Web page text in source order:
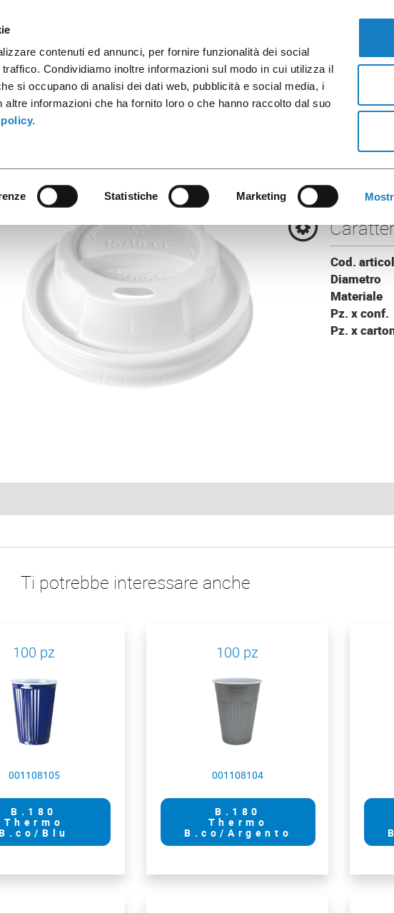
contenuti ed annunci, per fornire funzionalità dei social
Condividiamo inoltre informazioni sul modo in cui utilizza il
si occupano di analisi dei dati web, pubblicità e social media, i
altre informazioni che ha fornito loro o che hanno raccolto dal suo
Statistiche Marketing
Coperchi
PS per
Cod.
Diametro
Materiale
Pz. x conf.
Pz. x
Ti potrebbe interessare anche
100 pz
001108105
B.180
Thermo
Blu
100 pz
001108104
B.180
Thermo
B.co/Argento